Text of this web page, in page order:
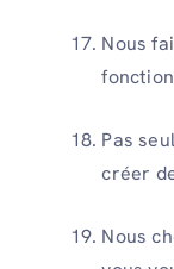
Nous
Pas
créer
Nous